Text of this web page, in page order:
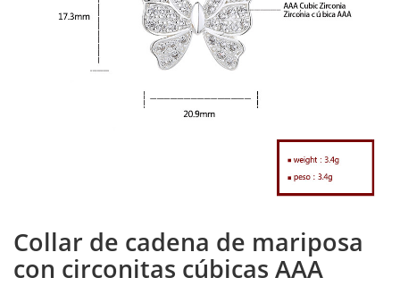
Collar de cadena de mariposa
con circonitas cúbicas AAA